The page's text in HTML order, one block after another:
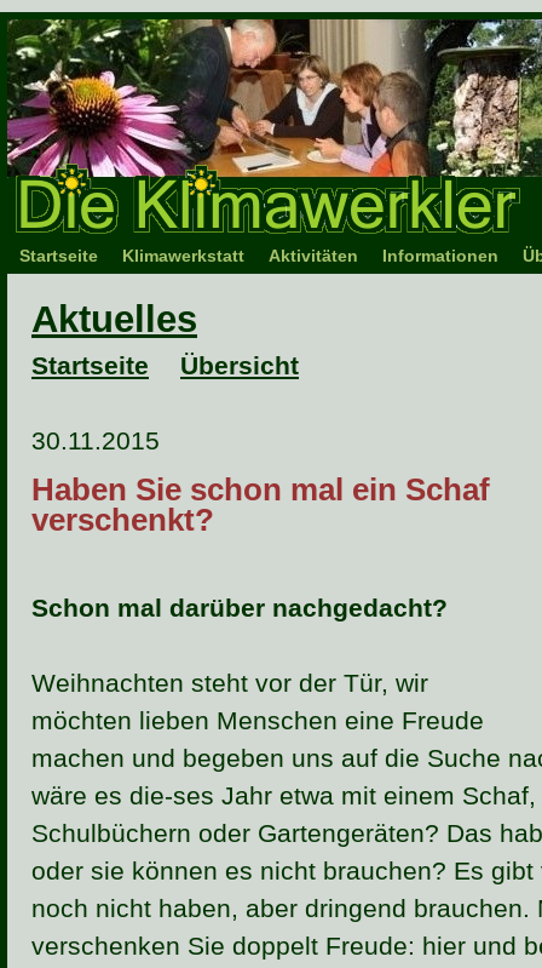
Startseite Klimawerkstatt Aktivitäten Informationen
Aktuelles
Startseite Übersicht
30.11.2015
Haben Sie schon mal ein Schaf
verschenkt?
Schon mal darüber nachgedacht?
Weihnachten steht vor der Tür, wir
möchten lieben Menschen eine Freude
machen und begeben uns auf die Suche
wäre es die-ses Jahr etwa mit einem
Schulbüchern oder Gartengeräten? Das
oder sie können es nicht brauchen? Es
noch nicht haben, aber dringend brauchen.
verschenken Sie doppelt Freude: hier und